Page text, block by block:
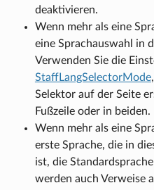
deaktivieren.
Wenn mehr als eine
eine Sprachauswahl in
Verwenden Sie die
StaffLangSelectorMode
Selektor auf der Seite
Fußzeile oder in beiden.
Wenn mehr als eine
erste Sprache, die in
ist, die
werden auch Verweise